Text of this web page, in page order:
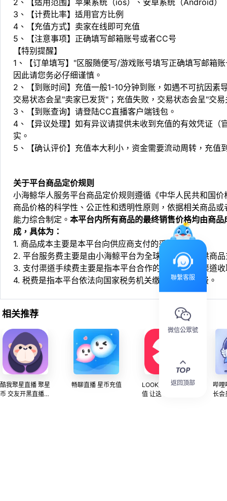
2、【适用范围】苹果系统（ios）、安卓系统（Android）
3、【计费比率】适用官方比例
4、【充值方式】卖家在线即可充值
5、【注意事项】正确填写邮箱账号或者CC号
【特别提醒】
1、【订单填写】"区服随便写/游戏账号填写正确填写邮箱
因此请您务必仔细谨慎。
2、【到账时间】充值一般1-10分钟到账，如遇不可抗因
交易状态会呈"卖家已发货"；充值失败，交易状态会呈"交
3、【到账查询】请登陆CC直播客户端钱包。
4、【异议处理】如有异议请提供未收到充值的有效凭证
实。
5、【确认评价】充值本大利小，资金需要流动周转，充值
关于平台商品定价规则
小海鲸华人服务平台商品定价规则遵循《中华人民共和国
商品价格的科学性、公正性和透明性原则，依据相关商品
能力综合制定。 本平台内所有商品的最终销售价格均由商
成，具体为：
1. 商品成本主要是本平台向供应商支付的采购成本；
2. 平台服务费主要是由小海鲸平台为全球华人用户提供商
3. 支付渠道手续费主要是指本平台合作的第三方支付渠道
4. 税费是指本平台依法向国家税务机关缴纳的各项税费。
相关推荐
酷我聚星直播 聚星
币 交友开黑直播聊
畅聊直播 星币充值
LOOK直播 音符充
值 让这个世界看见
哔哩
长会
聯繫客服
微信公眾號
返回頂部